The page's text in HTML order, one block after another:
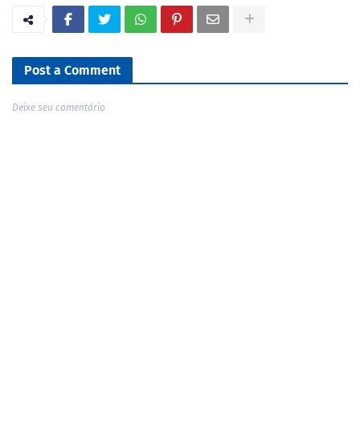
Post a Comment
Deixe seu comentário